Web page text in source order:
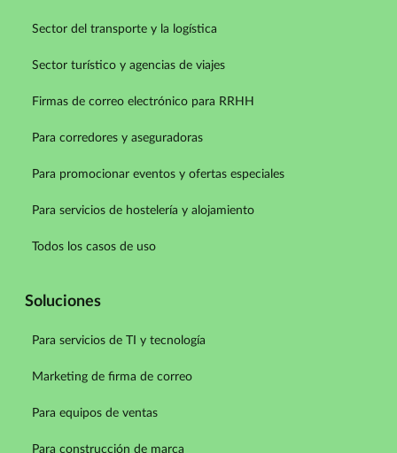
Sector del transporte y la logística
Sector turístico y agencias de viajes
Firmas de correo electrónico para RRHH
Para corredores y aseguradoras
Para promocionar eventos y ofertas especiales
Para servicios de hostelería y alojamiento
Todos los casos de uso
Soluciones
Para servicios de TI y tecnología
Marketing de firma de correo
Para equipos de ventas
Para construcción de marca